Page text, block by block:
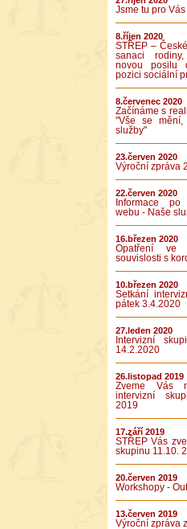
Jsme tu pro Vás
8.říjen 2020
STŘEP –
sanaci
novou posilu
pozici sociální
8.červenec 2020
Začínáme s
"Vše se mění,
služby"
23.červen 2020
Výroční zpráva
22.červen 2020
Informace po
webu - Naše
16.březen 2020
Opatření ve
souvislosti s
10.březen 2020
Setkání
pátek 3.4.2020
27.leden 2020
Intervizní
14.2.2020
26.listopad 2019
Zveme Vás
intervizní
2019
17.září 2019
STŘEP Vás
skupinu 11.10.
20.červen 2019
Workshopy -
13.červen 2019
Výroční zpráva